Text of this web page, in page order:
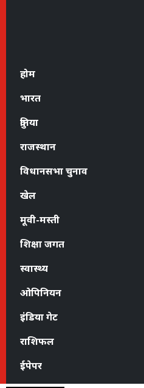
होम
भारत
दुनिया
राजस्थान
विधानसभा चुनाव
खेल
मूवी-मस्ती
शिक्षा जगत
स्वास्थ्य
ओपिनियन
इंडिया गेट
राशिफल
ईपेपर